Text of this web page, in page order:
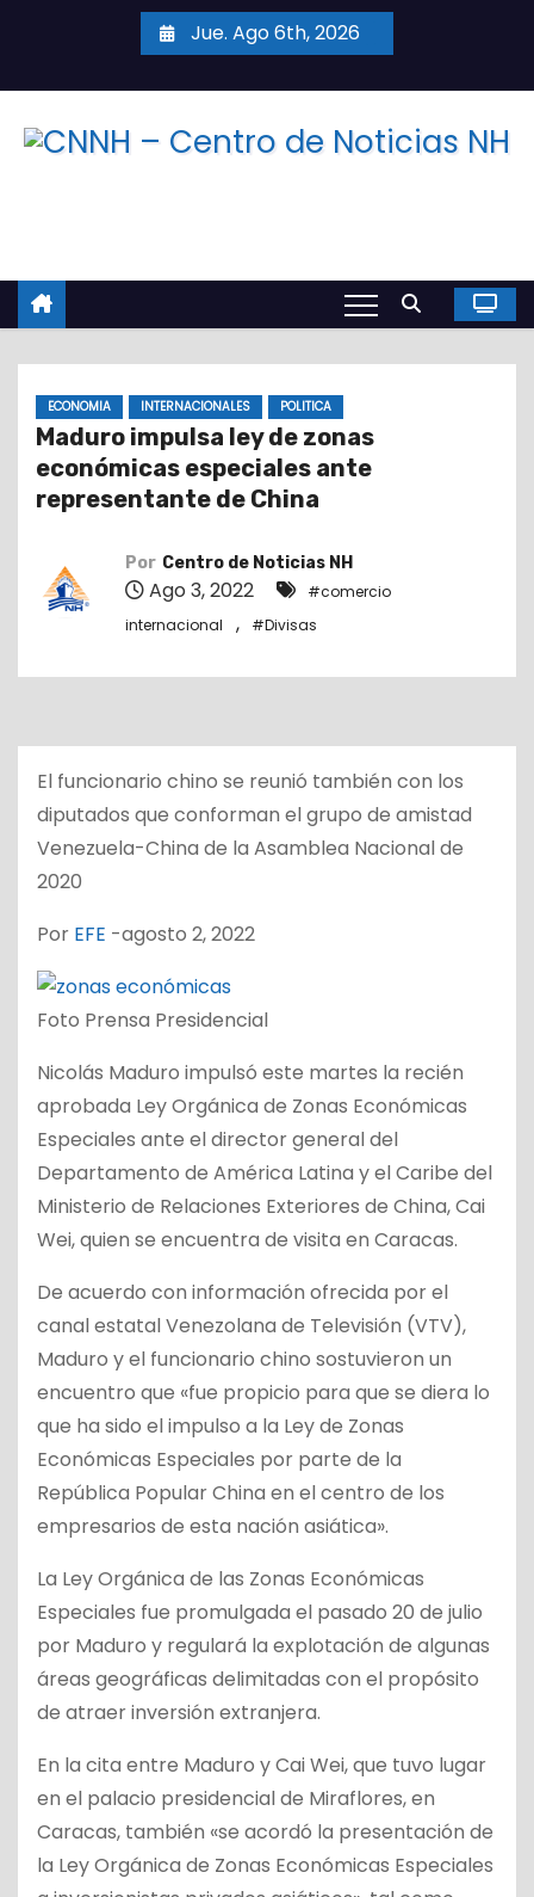
c
Jue. Ago 6th, 2026
ECONOMIA INTERNACIONALES POLITICA
Maduro impulsa ley de zonas
económicas especiales ante
representante de China
Por Centro de Noticias NH
Ago 3, 2022
#comercio
internacional
, #Divisas
El funcionario chino se reunió también con los
diputados que conforman el grupo de amistad
Venezuela-China de la Asamblea Nacional de
2020
Por EFE -agosto 2, 2022
Foto Prensa Presidencial
Nicolás Maduro impulsó este martes la recién
aprobada Ley Orgánica de Zonas Económicas
Especiales ante el director general del
Departamento de América Latina y el Caribe del
Ministerio de Relaciones Exteriores de China, Cai
Wei, quien se encuentra de visita en Caracas.
De acuerdo con información ofrecida por el
canal estatal Venezolana de Televisión (VTV),
Maduro y el funcionario chino sostuvieron un
encuentro que «fue propicio para que se diera lo
que ha sido el impulso a la Ley de Zonas
Económicas Especiales por parte de la
República Popular China en el centro de los
empresarios de esta nación asiática».
La Ley Orgánica de las Zonas Económicas
Especiales fue promulgada el pasado 20 de julio
por Maduro y regulará la explotación de algunas
áreas geográficas delimitadas con el propósito
de atraer inversión extranjera.
En la cita entre Maduro y Cai Wei, que tuvo lugar
en el palacio presidencial de Miraflores, en
Caracas, también «se acordó la presentación de
la Ley Orgánica de Zonas Económicas Especiales